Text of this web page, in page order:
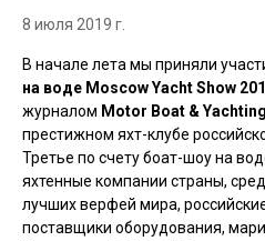
8 июля 2019 г.
В начале лета мы приняли
на воде Moscow Yacht Show
журналом Motor Boat &
престижном яхт-клубе
Третье по счету боат-шоу на
яхтенные компании страны,
лучших верфей мира,
поставщики оборудования,